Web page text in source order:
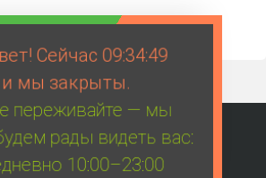
Сейчас 09:34:49
и мы закрыты.
переживайте — мы
рады видеть вас:
10:00–23:00